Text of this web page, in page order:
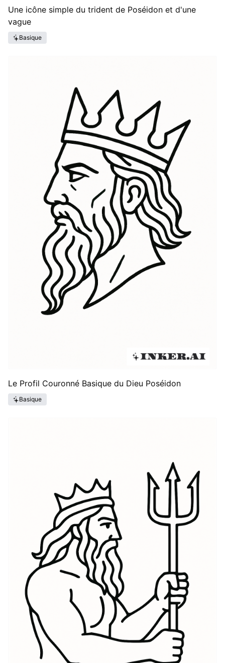
Une icône simple du trident de Poséidon et d'une
vague
Basique
Le Profil Couronné Basique du Dieu Poséidon
Basique